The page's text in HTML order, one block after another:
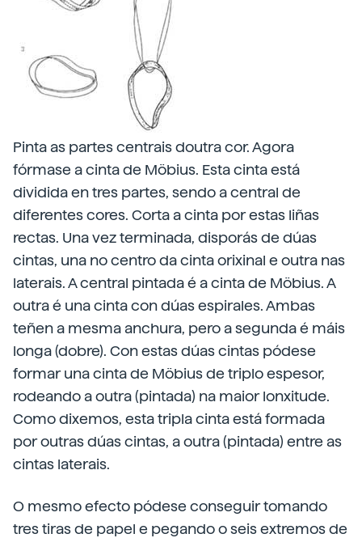
Pinta as partes centrais doutra cor. Agora
fórmase a cinta de Möbius. Esta cinta está
dividida en tres partes, sendo a central de
diferentes cores. Corta a cinta por estas liñas
rectas. Una vez terminada, disporás de dúas
cintas, una no centro da cinta orixinal e outra nas
laterais. A central pintada é a cinta de Möbius. A
outra é una cinta con dúas espirales. Ambas
teñen a mesma anchura, pero a segunda é máis
longa (dobre). Con estas dúas cintas pódese
formar una cinta de Möbius de triplo espesor,
rodeando a outra (pintada) na maior lonxitude.
Como dixemos, esta tripla cinta está formada
por outras dúas cintas, a outra (pintada) entre as
cintas laterais.
O mesmo efecto pódese conseguir tomando
tres tiras de papel e pegando o seis extremos de